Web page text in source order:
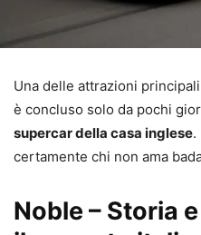
Una delle attrazioni
è concluso solo da pochi
supercar della casa inglese.
certamente chi non ama
Noble – Storia